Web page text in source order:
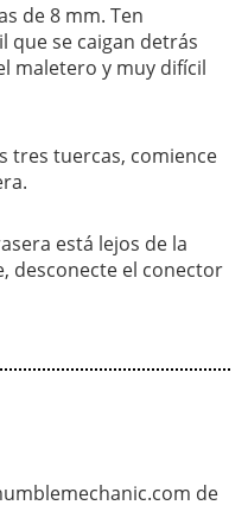
de 8 mm. Ten
que se caigan detrás
maletero y muy difícil
tres tuercas, comience
está lejos de la
desconecte el conector
de